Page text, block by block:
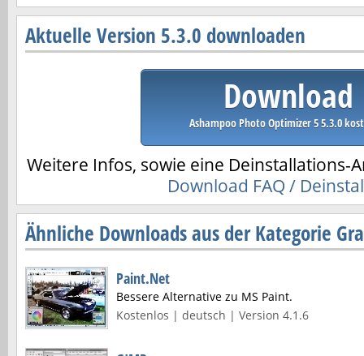
Aktuelle Version 5.3.0 downloaden
Download
Ashampoo Photo Optimizer 5 5.3.0
Weitere Infos, sowie eine Deinstallations-
Download FAQ /
Ähnliche Downloads aus der Kategorie
Paint.Net
Bessere Alternative zu MS Paint.
Kostenlos | deutsch | Version 4.1.6